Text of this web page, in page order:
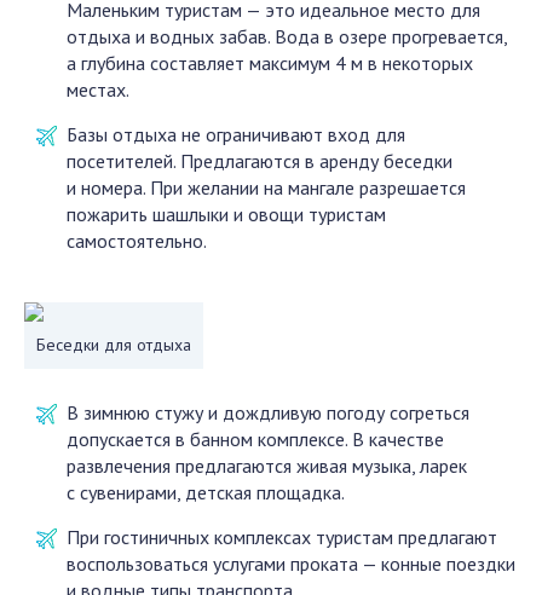
Маленьким туристам — это идеальное место для
отдыха и водных забав. Вода в озере прогревается,
а глубина составляет максимум 4 м в некоторых
местах.
Базы отдыха не ограничивают вход для
посетителей. Предлагаются в аренду беседки
и номера. При желании на мангале разрешается
пожарить шашлыки и овощи туристам
самостоятельно.
Беседки для отдыха
В зимнюю стужу и дождливую погоду согреться
допускается в банном комплексе. В качестве
развлечения предлагаются живая музыка, ларек
с сувенирами, детская площадка.
При гостиничных комплексах туристам предлагают
воспользоваться услугами проката — конные поездки
и водные типы транспорта.